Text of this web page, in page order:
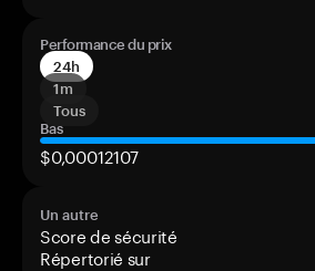
Performance du prix
24h
1m
Tous
Bas
$0,00012107
Un autre
Score de sécurité
Répertorié sur